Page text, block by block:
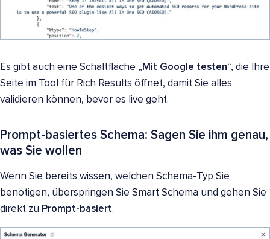
Es gibt auch eine Schaltfläche „Mit Google testen“, die Ihre
Seite im Tool für Rich Results öffnet, damit Sie alles
validieren können, bevor es live geht.
Prompt-basiertes Schema: Sagen Sie ihm genau,
was Sie wollen
Wenn Sie bereits wissen, welchen Schema-Typ Sie
benötigen, überspringen Sie Smart Schema und gehen Sie
direkt zu Prompt-basiert.